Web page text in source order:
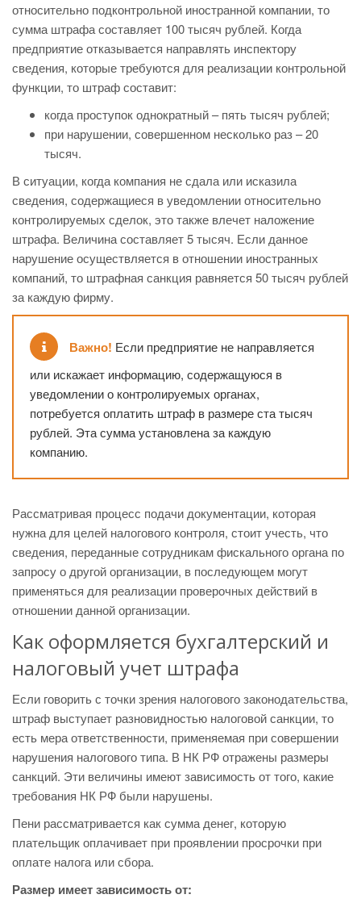
относительно подконтрольной иностранной компании, то
сумма штрафа составляет 100 тысяч рублей. Когда
предприятие отказывается направлять инспектору
сведения, которые требуются для реализации контрольной
функции, то штраф составит:
когда проступок однократный – пять тысяч рублей;
при нарушении, совершенном несколько раз – 20
тысяч.
В ситуации, когда компания не сдала или исказила
сведения, содержащиеся в уведомлении относительно
контролируемых сделок, это также влечет наложение
штрафа. Величина составляет 5 тысяч. Если данное
нарушение осуществляется в отношении иностранных
компаний, то штрафная санкция равняется 50 тысяч рублей
за каждую фирму.
Важно! Если предприятие не направляется
или искажает информацию, содержащуюся в
уведомлении о контролируемых органах,
потребуется оплатить штраф в размере ста тысяч
рублей. Эта сумма установлена за каждую
компанию.
Рассматривая процесс подачи документации, которая
нужна для целей налогового контроля, стоит учесть, что
сведения, переданные сотрудникам фискального органа по
запросу о другой организации, в последующем могут
применяться для реализации проверочных действий в
отношении данной организации.
Как оформляется бухгалтерский и
налоговый учет штрафа
Если говорить с точки зрения налогового законодательства,
штраф выступает разновидностью налоговой санкции, то
есть мера ответственности, применяемая при совершении
нарушения налогового типа. В НК РФ отражены размеры
санкций. Эти величины имеют зависимость от того, какие
требования НК РФ были нарушены.
Пени рассматривается как сумма денег, которую
плательщик оплачивает при проявлении просрочки при
оплате налога или сбора.
Размер имеет зависимость от: